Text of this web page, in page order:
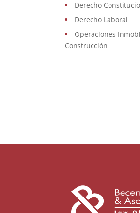
Derecho
Derecho Laboral
Operaciones
Construcción